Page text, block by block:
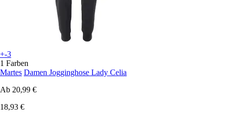
+-3
1 Farben
Martes Damen Jogginghose Lady Celia
Ab 20,99 €
18,93 €